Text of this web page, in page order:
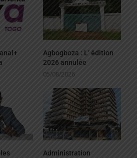
Agbogboza : L’ édition
2026 annulée
05/08/2026
Administration